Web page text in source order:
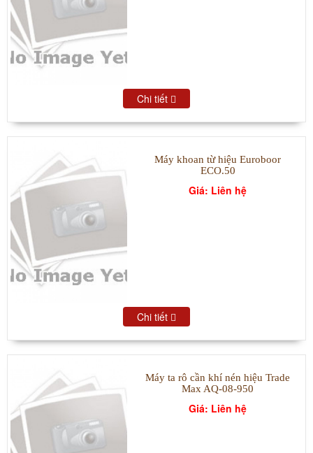
Chi tiết
Máy khoan từ hiệu Euroboor
ECO.50
Giá: Liên hệ
Chi tiết
Máy ta rô cần khí nén hiệu Trade
Max AQ-08-950
Giá: Liên hệ